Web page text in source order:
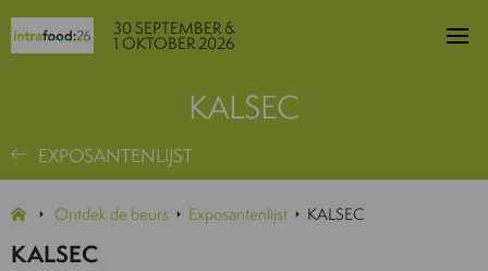
30 SEPTEMBER &
1 OKTOBER 2026
KALSEC
EXPOSANTENLIJST
Ontdek de beurs Exposantenlijst KALSEC
KALSEC